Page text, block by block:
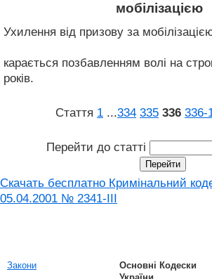
мобілізацією
Ухилення від призову за
карається позбавленням волі на
років.
Стаття 1 ...334 335 336
Перейти до статті
Скачать бесплатно Кримінальний
05.04.2001 № 2341-III
Закони
Основні Кодески